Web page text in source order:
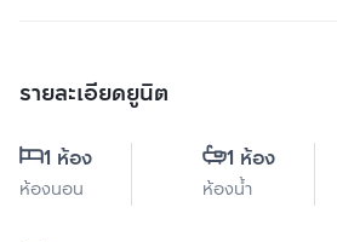
รายละเอียดยูนิต
1 ห้อง
ห้องนอน
1 ห้อง
ห้องน้ำ